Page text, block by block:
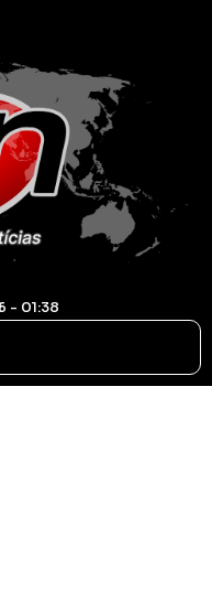
- 01:38